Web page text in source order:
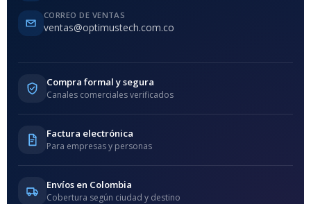
CORREO DE VENTAS
ventas@optimustech.com.co
Compra formal y segura
Canales comerciales verificados
Factura electrónica
Para empresas y personas
Envíos en Colombia
Cobertura según ciudad y destino